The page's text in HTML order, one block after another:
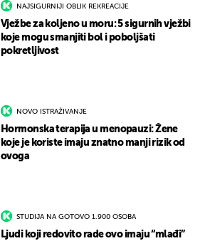
NAJSIGURNIJI OBLIK REKREACIJE
Vježbe za koljeno u moru: 5 sigurnih vježbi
koje mogu smanjiti bol i poboljšati
pokretljivost
NOVO ISTRAŽIVANJE
Hormonska terapija u menopauzi: Žene
koje je koriste imaju znatno manji rizik od
ovoga
STUDIJA NA GOTOVO 1.900 OSOBA
Ljudi koji redovito rade ovo imaju “mlađi”